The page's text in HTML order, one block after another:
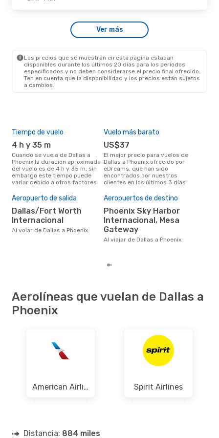
- Jue., 22 De Oct.
Frontier AirlinesDirecto
Ver más
Los precios que se muestran en esta página estaban
disponibles durante los últimos 20 días para los periodos
especificados y no deben considerarse el precio final ofrecido.
Ten en cuenta que la disponibilidad y los precios están sujetos
a cambios.
Tiempo de vuelo
4 h y 35 m
Cuando se vuela de Dallas a
Phoenix la duración aproximada
del vuelo es de 4 h y 35 m, sin
embargo este tiempo puede
variar debido a otros factores
Vuelo más barato
US$37
El mejor precio para vuelos de
Dallas a Phoenix ofrecido por
eDreams, que han sido
encontrados por nuestros
clientes en los últimos 3 días
Aeropuerto de salida
Dallas/Fort Worth
Internacional
Al volar de Dallas a Phoenix
Aeropuertos de destino
Phoenix Sky Harbor
Internacional, Mesa
Gateway
Al viajar de Dallas a Phoenix
Aerolíneas que vuelan de Dallas a
Phoenix
American Airlines Spirit Airlines
Distancia: 884 miles